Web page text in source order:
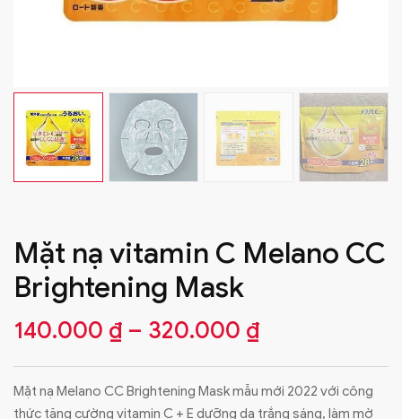
Mặt nạ vitamin C Melano CC
Brightening Mask
140.000 ₫ – 320.000 ₫
Mặt nạ Melano CC Brightening Mask mẫu mới 2022 với công
thức tăng cường vitamin C + E dưỡng da trắng sáng, làm mờ